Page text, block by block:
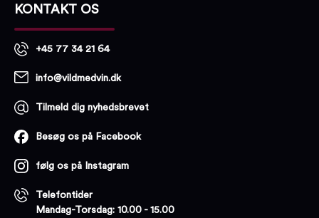
KONTAKT OS
+45 77 34 21 64
info@vildmedvin.dk
Tilmeld dig nyhedsbrevet
Besøg os på Facebook
følg os på Instagram
Telefontider
Mandag-Torsdag: 10.00 - 15.00